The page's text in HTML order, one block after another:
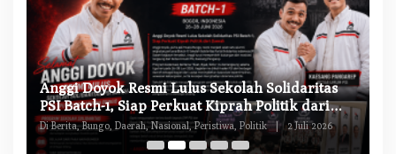
Anggi Doyok Resmi Lulus Sekolah Solidaritas
PSI Batch-1, Siap Perkuat Kiprah Politik dari
Daerah
Di Berita, Bungo, Daerah, Nasional, Peristiwa, Politik | 2 Juli 2026